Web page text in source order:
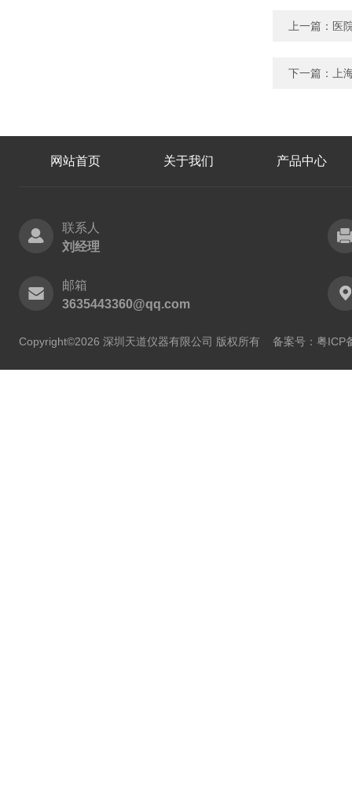
上一篇： 医
下一篇： 上
网站首页 关于我们 产品中心
联系人
刘经理
邮箱
3635443360@qq.com
Copyright©2026 深圳天道仪器有限公司 版权所有 备案号：粤ICP